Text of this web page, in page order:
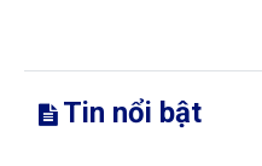
Tin nổi bật